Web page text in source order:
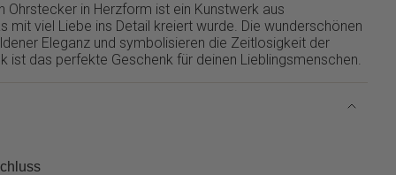
Ohrstecker in Herzform ist ein Kunstwerk aus
mit viel Liebe ins Detail kreiert wurde. Die wunderschönen
Eleganz und symbolisieren die Zeitlosigkeit der
ist das perfekte Geschenk für deinen Lieblingsmenschen.